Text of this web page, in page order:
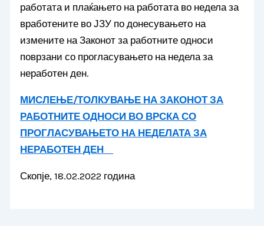
работата и плаќањето на работата во недела за
вработените во ЈЗУ по донесувањето на
измените на Законот за работните односи
поврзани со прогласувањето на недела за
неработен ден.
МИСЛЕЊЕ/ТОЛКУВАЊЕ НА ЗАКОНОТ ЗА
РАБОТНИТЕ ОДНОСИ ВО ВРСКА СО
ПРОГЛАСУВАЊЕТО НА НЕДЕЛАТА ЗА
НЕРАБОТЕН ДЕН
Скопје, 18.02.2022 година